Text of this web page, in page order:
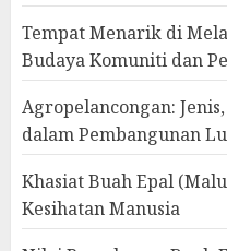
Tempat Menarik di
Budaya Komuniti dan
Agropelancongan:
dalam Pembangunan
Khasiat Buah Epal
Kesihatan Manusia